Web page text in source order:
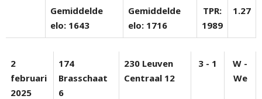
Gemiddelde
elo: 1643
Gemiddelde
elo: 1716
TPR:
1989
1.27
2
februari
2025
174
Brasschaat
6
230 Leuven
Centraal 12
3 - 1
W -
We